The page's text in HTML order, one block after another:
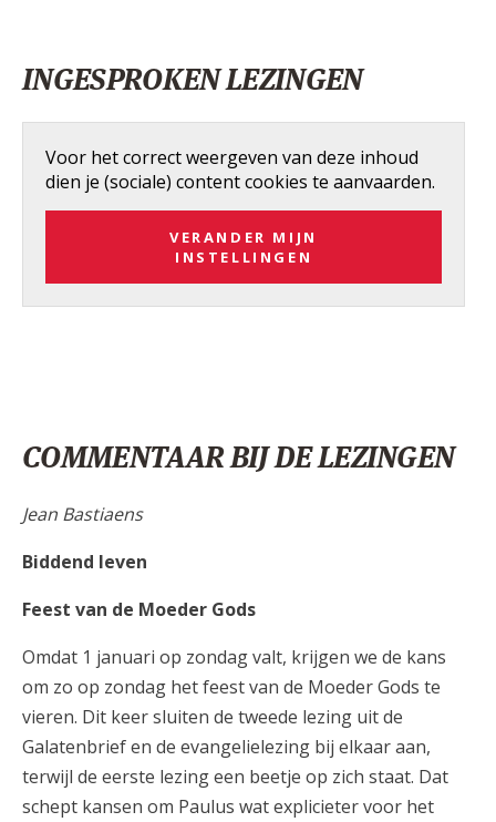
INGESPROKEN LEZINGEN
Voor het correct weergeven van deze inhoud
dien je (sociale) content cookies te aanvaarden.
VERANDER MIJN
INSTELLINGEN
COMMENTAAR BIJ DE LEZINGEN
Jean Bastiaens
Biddend leven
Feest van de Moeder Gods
Omdat 1 januari op zondag valt, krijgen we de kans
om zo op zondag het feest van de Moeder Gods te
vieren. Dit keer sluiten de tweede lezing uit de
Galatenbrief en de evangelielezing bij elkaar aan,
terwijl de eerste lezing een beetje op zich staat. Dat
schept kansen om Paulus wat explicieter voor het